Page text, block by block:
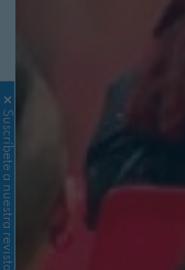
Suscríbete a nuestra revista